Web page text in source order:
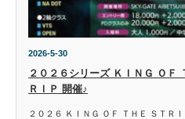
2026-5-30
２０２６シリーズ ＫＩＮＧ ＯＦ
ＲＩＰ 開催♪
２０２６ ＫＩＮＧ ＯＦ ＴＨＥ ＳＴＲ